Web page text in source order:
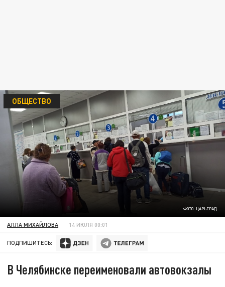
ФОТО: ЦАРЬГРАД.
ОБЩЕСТВО
АЛЛА МИХАЙЛОВА 14 ИЮЛЯ 00:01
ПОДПИШИТЕСЬ:
В Челябинске переименовали автовокзалы